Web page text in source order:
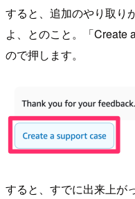
すると、追加のやり取り
よ、とのこと。「Create
ので押します。
すると、すでに出来上が